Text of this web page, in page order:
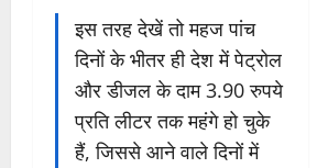
इस तरह देखें तो महज पांच
दिनों के भीतर ही देश में पेट्रोल
और डीजल के दाम 3.90 रुपये
प्रति लीटर तक महंगे हो चुके
हैं, जिससे आने वाले दिनों में